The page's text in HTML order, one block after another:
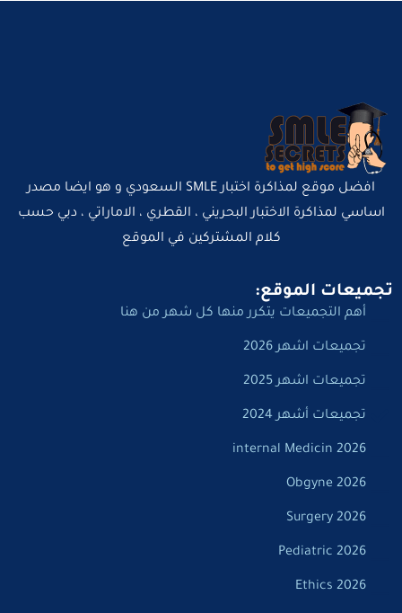
افضل موقع لمذاكرة اختبار SMLE السعودي و هو ايضا مصدر
اساسي لمذاكرة الاختبار البحريني ، القطري ، الاماراتي ، دبي حسب
كلام المشتركين في الموقع
تجميعات الموقع:
أهم التجميعات يتكرر منها كل شهر من هنا
تجميعات اشهر 2026
تجميعات اشهر 2025
تجميعات أشهر 2024
internal Medicin 2026
Obgyne 2026
Surgery 2026
Pediatric 2026
Ethics 2026